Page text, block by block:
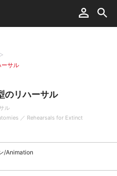
ーサル
のリハーサル
ル
／ Rehearsals for Extinct
/Animation